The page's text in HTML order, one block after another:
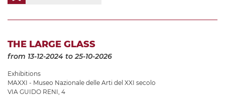
THE LARGE GLASS
from 13-12-2024 to 25-10-2026
Exhibitions
MAXXI - Museo Nazionale delle Arti del XXI secolo
VIA GUIDO RENI, 4